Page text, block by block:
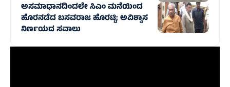
ಅಸಮಾಧಾನದಿಂದಲೇ ಸಿಎಂ ಮನೆಯಿಂದ
ಹೊರನಡೆದ ಬಸವರಾಜ ಹೊರಟ್ಟಿ; ಅವಿಶ್ವಾಸ
ನಿರ್ಣಯದ ಸವಾಲು